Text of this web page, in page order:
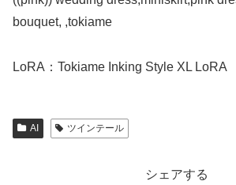
bouquet, ,tokiame
LoRA：Tokiame Inking Style XL LoRA
AI ツインテール
シェアする